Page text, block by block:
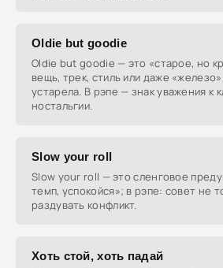
Oldie but goodie
Oldie but goodie — это «старое, но
вещь, трек, стиль или даже
устарела. В рэпе — знак уважения к
ностальгии.
Slow your roll
Slow your roll — это сленговое
темп, успокойся»; в рэпе: совет не
раздувать конфликт.
Хоть стой, хоть падай